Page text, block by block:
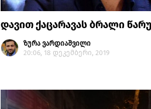
დავით ქაცარავას ბრალი
ზურა ვარდიაშვილი
20:06, 18 დეკემბერი, 2019